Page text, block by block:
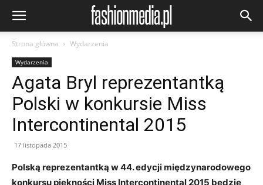
Strona główna Wydarzenia
Wydarzenia
Agata Bryl reprezentantką
Polski w konkursie Miss
Intercontinental 2015
17 listopada 2015
Polską reprezentantką w 44. edycji międzynarodowego
konkursu piękności Miss Intercontinental 2015 będzie